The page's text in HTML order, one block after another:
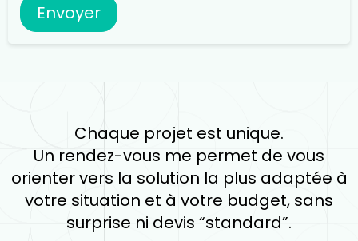
Envoyer
Chaque projet est unique.
Un rendez-vous me permet de vous
orienter vers la solution la plus adaptée à
votre situation et à votre budget, sans
surprise ni devis “standard”.